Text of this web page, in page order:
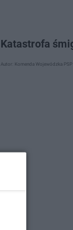
Katastrofa
Autor: Komenda Wojewódzka